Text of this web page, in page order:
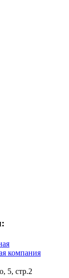
5, стр.2